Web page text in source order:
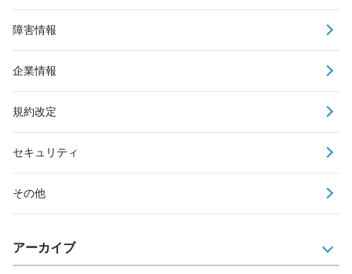
障害情報
企業情報
規約改定
セキュリティ
その他
アーカイブ